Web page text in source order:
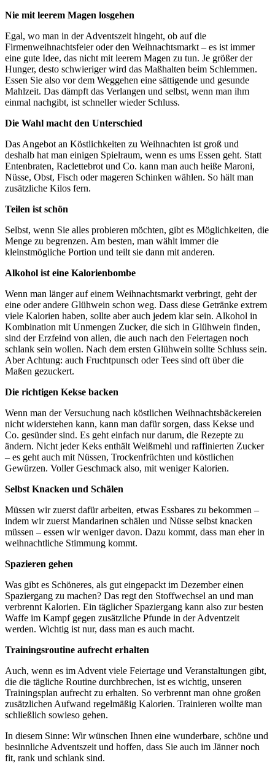
Nie mit leerem Magen losgehen
Egal, wo man in der Adventszeit hingeht, ob auf die
Firmenweihnachtsfeier oder den Weihnachtsmarkt – es ist immer
eine gute Idee, das nicht mit leerem Magen zu tun. Je größer der
Hunger, desto schwieriger wird das Maßhalten beim Schlemmen.
Essen Sie also vor dem Weggehen eine sättigende und gesunde
Mahlzeit. Das dämpft das Verlangen und selbst, wenn man ihm
einmal nachgibt, ist schneller wieder Schluss.
Die Wahl macht den Unterschied
Das Angebot an Köstlichkeiten zu Weihnachten ist groß und
deshalb hat man einigen Spielraum, wenn es ums Essen geht. Statt
Entenbraten, Raclettebrot und Co. kann man auch heiße Maroni,
Nüsse, Obst, Fisch oder mageren Schinken wählen. So hält man
zusätzliche Kilos fern.
Teilen ist schön
Selbst, wenn Sie alles probieren möchten, gibt es Möglichkeiten, die
Menge zu begrenzen. Am besten, man wählt immer die
kleinstmögliche Portion und teilt sie dann mit anderen.
Alkohol ist eine Kalorienbombe
Wenn man länger auf einem Weihnachtsmarkt verbringt, geht der
eine oder andere Glühwein schon weg. Dass diese Getränke extrem
viele Kalorien haben, sollte aber auch jedem klar sein. Alkohol in
Kombination mit Unmengen Zucker, die sich in Glühwein finden,
sind der Erzfeind von allen, die auch nach den Feiertagen noch
schlank sein wollen. Nach dem ersten Glühwein sollte Schluss sein.
Aber Achtung: auch Fruchtpunsch oder Tees sind oft über die
Maßen gezuckert.
Die richtigen Kekse backen
Wenn man der Versuchung nach köstlichen Weihnachtsbäckereien
nicht widerstehen kann, kann man dafür sorgen, dass Kekse und
Co. gesünder sind. Es geht einfach nur darum, die Rezepte zu
ändern. Nicht jeder Keks enthält Weißmehl und raffinierten Zucker
– es geht auch mit Nüssen, Trockenfrüchten und köstlichen
Gewürzen. Voller Geschmack also, mit weniger Kalorien.
Selbst Knacken und Schälen
Müssen wir zuerst dafür arbeiten, etwas Essbares zu bekommen –
indem wir zuerst Mandarinen schälen und Nüsse selbst knacken
müssen – essen wir weniger davon. Dazu kommt, dass man eher in
weihnachtliche Stimmung kommt.
Spazieren gehen
Was gibt es Schöneres, als gut eingepackt im Dezember einen
Spaziergang zu machen? Das regt den Stoffwechsel an und man
verbrennt Kalorien. Ein täglicher Spaziergang kann also zur besten
Waffe im Kampf gegen zusätzliche Pfunde in der Adventzeit
werden. Wichtig ist nur, dass man es auch macht.
Trainingsroutine aufrecht erhalten
Auch, wenn es im Advent viele Feiertage und Veranstaltungen gibt,
die die tägliche Routine durchbrechen, ist es wichtig, unseren
Trainingsplan aufrecht zu erhalten. So verbrennt man ohne großen
zusätzlichen Aufwand regelmäßig Kalorien. Trainieren wollte man
schließlich sowieso gehen.
In diesem Sinne: Wir wünschen Ihnen eine wunderbare, schöne und
besinnliche Adventszeit und hoffen, dass Sie auch im Jänner noch
fit, rank und schlank sind.